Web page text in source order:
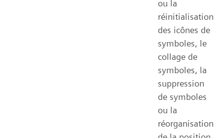
ou la
réinitialisation
des icônes de
symboles, le
collage de
symboles, la
suppression
de symboles
ou la
réorganisation